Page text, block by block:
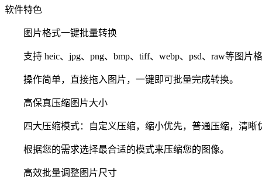
软件特色
图片格式一键批量转换
支持 heic、jpg、png、bmp、tiff、webp、psd、raw等图片格
操作简单，直接拖入图片，一键即可批量完成转换。
高保真压缩图片大小
四大压缩模式：自定义压缩，缩小优先，普通压缩，清晰
根据您的需求选择最合适的模式来压缩您的图像。
高效批量调整图片尺寸